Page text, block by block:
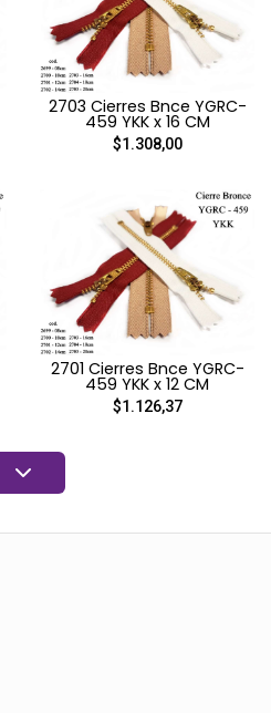
2703 Cierres Bnce YGRC-
459 YKK x 16 CM
$1.308,00
2701 Cierres Bnce YGRC-
459 YKK x 12 CM
$1.126,37